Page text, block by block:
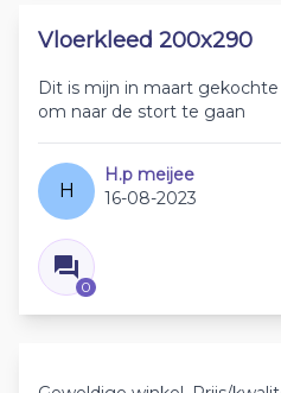
Vloerkleed 200x290
Dit is mijn in maart
om naar de stort te gaan
H
H.p meijee
16-08-2023
0